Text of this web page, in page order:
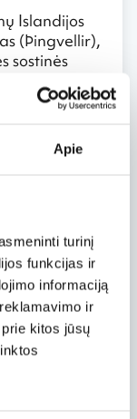
Apie
turinį
funkcijas ir
informaciją
ir
kitos jūsų
Islandijos
(Þingvellir),
sostinės
bet ir
greta
aukštis
į kalnų
nedidelio
to paties